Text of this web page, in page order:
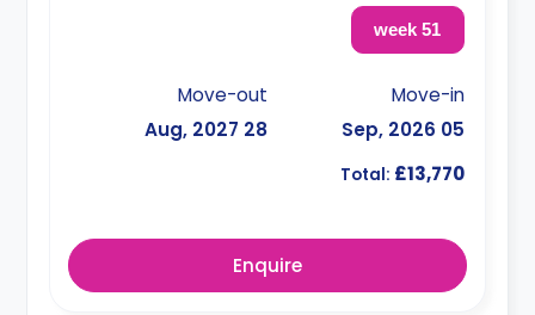
51 week
Move-in
05 Sep, 2026
Move-out
28 Aug, 2027
Total: £13,770
Enquire